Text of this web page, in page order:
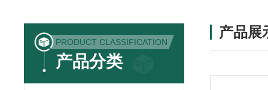
PRODUCT CLASSIFICATION
产品分类
产品展